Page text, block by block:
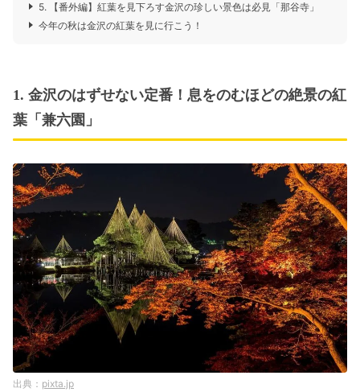
5. 【番外編】紅葉を見下ろす金沢の珍しい景色は必見「那谷寺」
今年の秋は金沢の紅葉を見に行こう！
1. 金沢のはずせない定番！息をのむほどの絶景の紅
葉「兼六園」
pixta.jp